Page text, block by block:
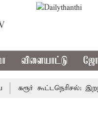
விளையாட்டு
கூட்டநெரிசல்: